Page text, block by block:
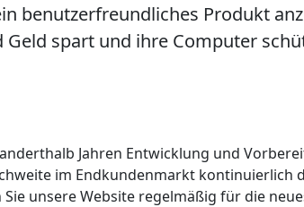
benutzerfreundliches Produkt
spart und ihre Computer
Jahren Entwicklung und
im Endkundenmarkt kontinuierlich
unsere Website regelmäßig für die